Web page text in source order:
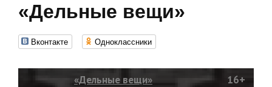
«Дельные вещи»
Вконтакте Одноклассники
«Дельные вещи» 16+